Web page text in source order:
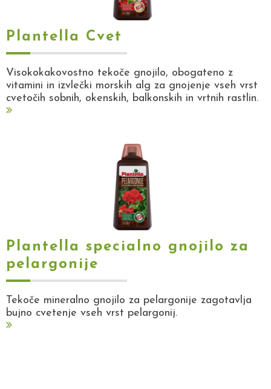
Plantella Cvet
Visokokakovostno tekoče gnojilo, obogateno z
vitamini in izvlečki morskih alg za gnojenje vseh vrst
cvetočih sobnih, okenskih, balkonskih in vrtnih rastlin.
Plantella specialno gnojilo za
pelargonije
Tekoče mineralno gnojilo za pelargonije zagotavlja
bujno cvetenje vseh vrst pelargonij.